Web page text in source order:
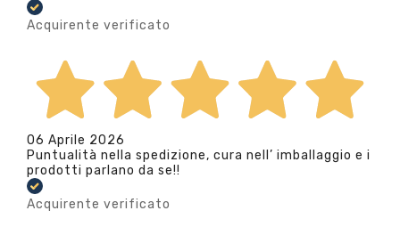
Acquirente verificato
06 Aprile 2026
Puntualità nella spedizione, cura nell’ imballaggio e i
prodotti parlano da se!!
Acquirente verificato